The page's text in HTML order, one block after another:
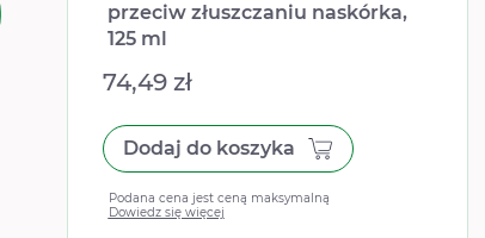
przeciw złuszczaniu naskórka,
125 ml
74,49 zł
Dodaj do koszyka
Podana cena jest ceną maksymalną
Dowiedz się więcej